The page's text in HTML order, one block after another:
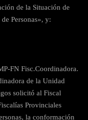
de la Situación de
Personas», y:
FN Fisc.Coordinadora.
de la Unidad
solicitó al Fiscal
Provinciales
la conformación